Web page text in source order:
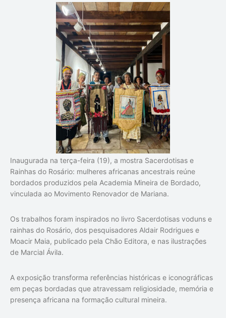
Inaugurada na terça-feira (19), a mostra Sacerdotisas e
Rainhas do Rosário: mulheres africanas ancestrais reúne
bordados produzidos pela Academia Mineira de Bordado,
vinculada ao Movimento Renovador de Mariana.
Os trabalhos foram inspirados no livro Sacerdotisas voduns e
rainhas do Rosário, dos pesquisadores Aldair Rodrigues e
Moacir Maia, publicado pela Chão Editora, e nas ilustrações
de Marcial Ávila.
A exposição transforma referências históricas e iconográficas
em peças bordadas que atravessam religiosidade, memória e
presença africana na formação cultural mineira.